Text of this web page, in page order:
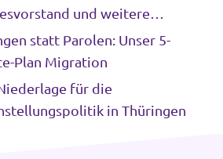
und weitere
für die kommenden
statt Parolen: Unser 5-
Plan Migration
für die
in Thüringen